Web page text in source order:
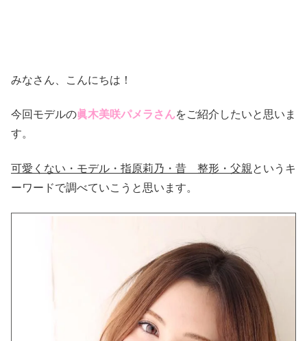
みなさん、こんにちは！
今回モデルの眞木美咲パメラさんをご紹介したいと思いま
す。
可愛くない・モデル・指原莉乃・昔 整形・父親というキ
ーワードで調べていこうと思います。